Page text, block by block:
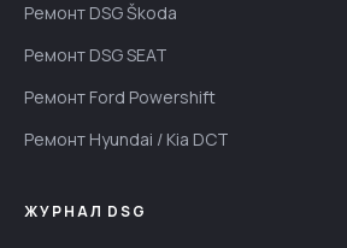
Ремонт DSG Škoda
Ремонт DSG SEAT
Ремонт Ford Powershift
Ремонт Hyundai / Kia DCT
ЖУРНАЛ DSG